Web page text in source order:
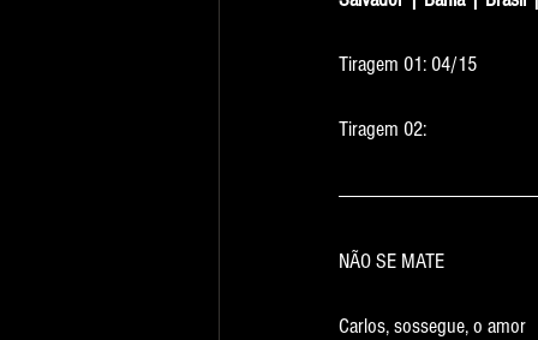
Tiragem 01: 04/15
Tiragem 02:
NÃO SE MATE
Carlos, sossegue, o amor